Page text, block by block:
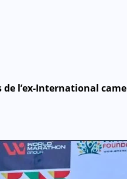
de l’ex-International